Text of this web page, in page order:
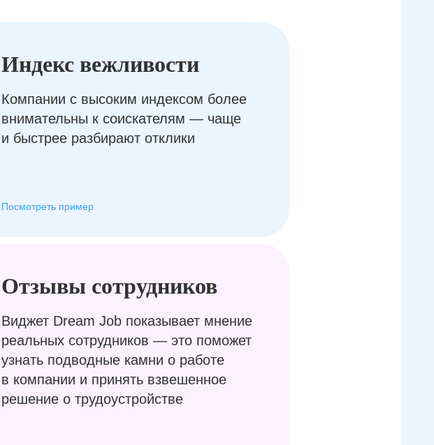
Отзывы сотрудников
Виджет Dream Job показывает мнение
реальных сотрудников — это поможет
узнать подводные камни о работе
в компании и принять взвешенное
решение о трудоустройстве
Индекс вежливости
Компании с высоким индексом более
внимательны к соискателям — чаще
и быстрее разбирают отклики
Посмотреть пример